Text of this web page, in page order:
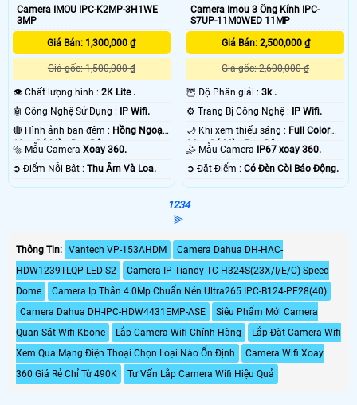
Camera IMOU IPC-K2MP-3H1WE
3MP
Giá Bán: 1,300,000 ₫
Giá gốc: 1,500,000 ₫
👁 Chất lượng hình : 2K Lite .
🤖️ Công Nghệ Sử Dụng : IP Wifi.
🔴 Hình ảnh ban đêm : Hồng Ngoại
10m Có Màu Ban Ðêm.
🔩 Mẫu Camera Xoay 360.
️➲ Điểm Nỗi Bật : Thu Âm Và Loa.
Camera Imou 3 Ống Kính IPC-
S7UP-11M0WED 11MP
Giá Bán: 2,500,000 ₫
Giá gốc: 2,600,000 ₫
🦉 Độ Phân giải :3k .
⚙ Trang Bị Công Nghệ : IP Wifi.
🌙 Khi xem thiếu sáng : Full Color
30m Có Màu Ban Ðêm.
🤹 Mẫu Camera IP67 xoay 360.
️➲ Đặt Điểm :Có Ðèn Còi Báo Động.
1234
⫸
Thông Tin: Vantech VP-153AHDM
Camera Dahua DH-HAC-
HDW1239TLQP-LED-S2
Camera IP Tiandy TC-H324S(23X/I/E/C) Speed
Dome
Camera Ip Thân 4.0Mp Chuẩn Nén Ultra265 IPC-B124-PF28(40)
Camera Dahua DH-IPC-HDW4431EMP-ASE
Siêu Phẩm Mới Camera
Quan Sát Wifi Kbone
Lắp Camera Wifi Chính Hàng
Lắp Đặt Camera Wifi
Xem Qua Mạng Điện Thoại Chọn Loại Nào Ổn Định
Camera Wifi Xoay
360 Giá Rẻ Chỉ Từ 490K
Tư Vấn Lắp Camera Wifi Hiệu Quả